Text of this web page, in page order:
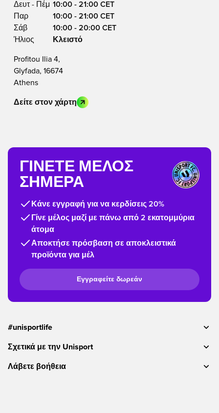
Δευτ - Πέμ 10:00 - 21:00 CET
Παρ
10:00 - 21:00 CET
Σάβ
10:00 - 20:00 CET
Ήλιος
Κλειστό
Profitou Ilia 4,
Glyfada, 16674
Athens
Δείτε στον χάρτη
ΓΊΝΕΤΕ ΜΈΛΟΣ
ΣΉΜΕΡΑ
Κάνε εγγραφή για να κερδίσεις 20%
Γίνε μέλος μαζί με πάνω από 2 εκατομμύρια
άτομα
Αποκτήσε πρόσβαση σε αποκλειστικά
προϊόντα για μέλ
Εγγραφείτε δωρεάν
#unisportlife
Σχετικά με την Unisport
Λάβετε βοήθεια